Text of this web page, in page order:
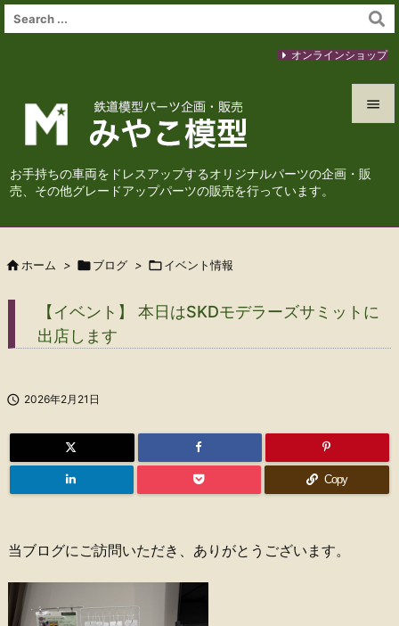
お手持ちの車両をドレスアップするオリジナルパーツの企画・販
売、その他グレードアップパーツの販売を行っています。




オンラインショップ
 ホーム > ブログ > イベント情報
【イベント】 本日はSKDモデラーズサミットに
出店します
 2026年2月21日
Copy
当ブログにご訪問いただき、ありがとうございます。